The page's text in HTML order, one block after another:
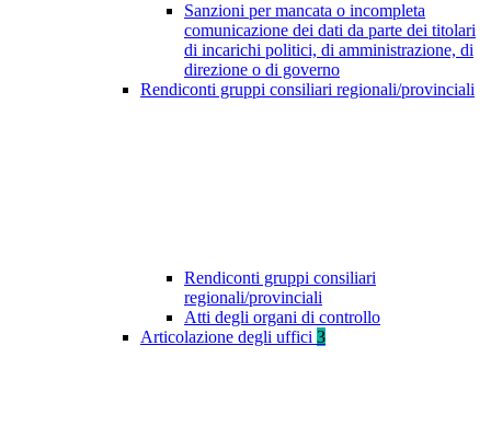
Sanzioni per mancata o incompleta
comunicazione dei dati da parte dei titolari
di incarichi politici, di amministrazione, di
direzione o di governo
Rendiconti gruppi consiliari regionali/provinciali
Rendiconti gruppi consiliari
regionali/provinciali
Atti degli organi di controllo
Articolazione degli uffici 3